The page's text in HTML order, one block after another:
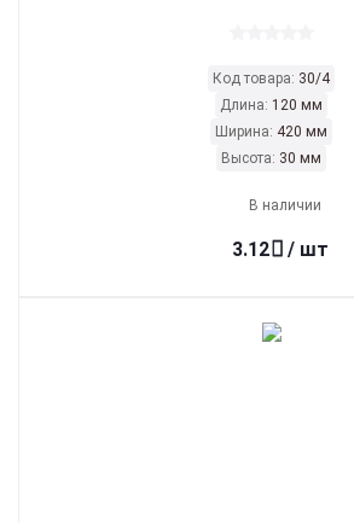
Код товара: 30/4
Длина: 120 мм
Ширина: 420 мм
Высота: 30 мм
В наличии
3.12 / шт